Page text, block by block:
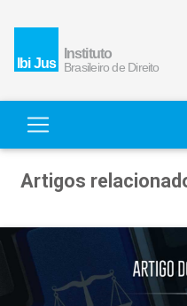
Artigos